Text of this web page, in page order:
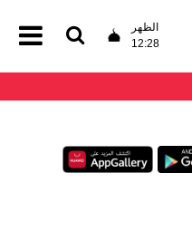
الظهر
12:28